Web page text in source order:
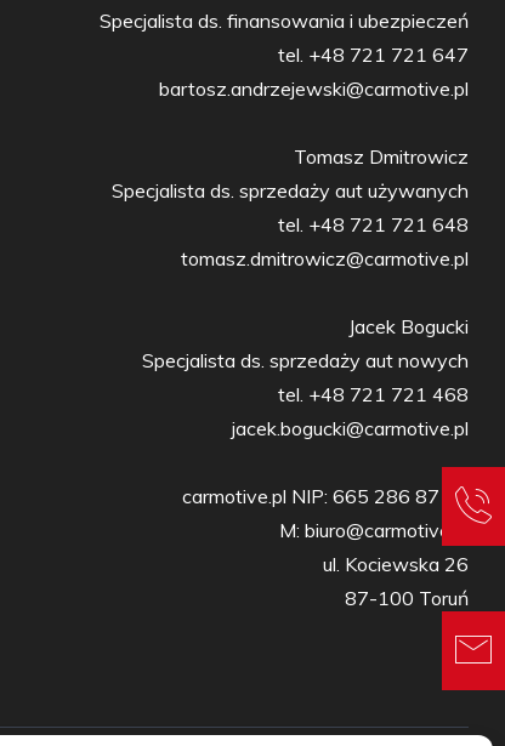
Specjalista ds. finansowania i ubezpieczeń
tel. +48 721 721 647
bartosz.andrzejewski@carmotive.pl
Tomasz Dmitrowicz
Specjalista ds. sprzedaży aut używanych
tel. +48 721 721 648
tomasz.dmitrowicz@carmotive.pl
Jacek Bogucki
Specjalista ds. sprzedaży aut nowych
tel. +48 721 721 468
jacek.bogucki@carmotive.pl
carmotive.pl NIP: 665 286 87 27
M: biuro@carmotive.pl
ul. Kociewska 26
87-100 Toruń